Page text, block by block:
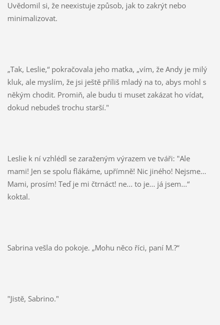
Uvědomil si, že neexistuje způsob, jak to zakrýt nebo
minimalizovat.
„Tak, Leslie,“ pokračovala jeho matka, „vím, že Andy je milý
kluk, ale myslím, že jsi ještě příliš mladý na to, abys mohl s
někým chodit. Promiň, ale budu ti muset zakázat ho vídat,
dokud nebudeš trochu starší."
Leslie k ní vzhlédl se zaraženým výrazem ve tváři: "Ale
mami! Jen se spolu flákáme, upřímně! Nic jiného! Nejsme...
Mami, prosím! Teď je mi čtrnáct! ne... to je... já jsem...“
koktal.
Sabrina vešla do pokoje. „Mohu něco říci, paní M.?“
"Jistě, Sabrino."